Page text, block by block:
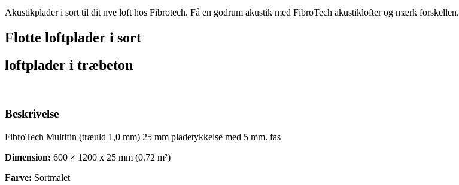
Akustikplader i sort til dit nye loft hos Fibrotech. Få en godrum akustik med FibroTech akustiklofter og mærk forskellen.
Flotte loftplader i sort
loftplader i træbeton
Beskrivelse
FibroTech Multifin (træuld 1,0 mm) 25 mm pladetykkelse med 5 mm. fas
Dimension: 600 × 1200 x 25 mm (0.72 m²)
Farve: Sortmalet